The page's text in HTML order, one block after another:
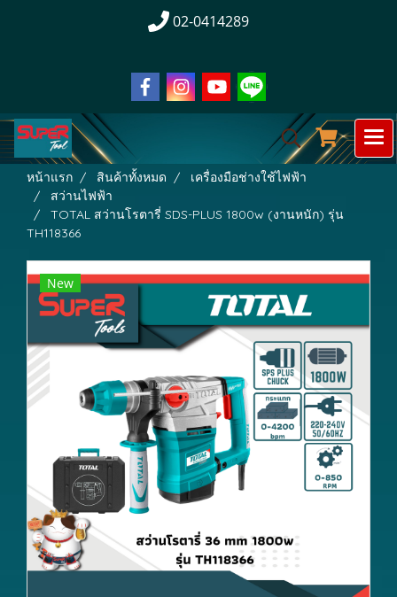
02-0414289
หน้าแรก สินค้าทั้งหมด
เครื่องมือช่างใช้ไฟฟ้า
สว่านไฟฟ้า
TOTAL สว่านโรตารี่ SDS-PLUS 1800w (งานหนัก) รุ่น
TH118366
New